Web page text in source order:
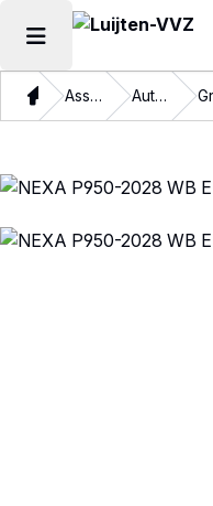
Hoofdmenu openen
ThuisAssortiment Autolakken